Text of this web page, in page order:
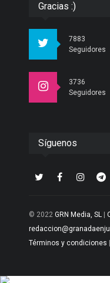
Gracias :)
7883
Seguidores
3736
Seguidores
Síguenos
© 2022 GRN Media, SL
Términos y condiciones